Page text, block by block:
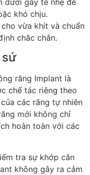
dưới gây tê nhẹ để
khó chịu.
vừa khít và chuẩn
chắc chắn.
sứ
răng Implant là
chế tác riêng theo
các răng tự nhiên
mới không chỉ
hoàn toàn với các
tra sự khớp cắn
không gây ra cảm